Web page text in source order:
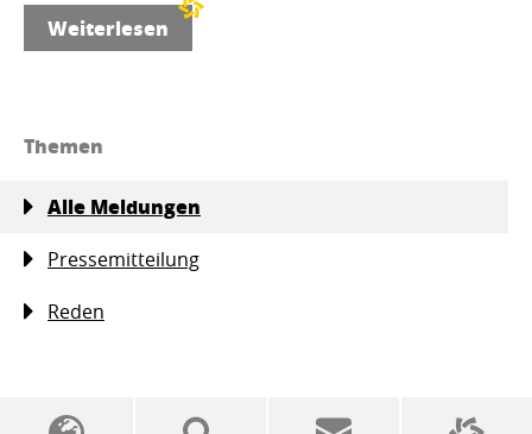
Weiterlesen
Themen
Alle Meldungen
Pressemitteilung
Reden